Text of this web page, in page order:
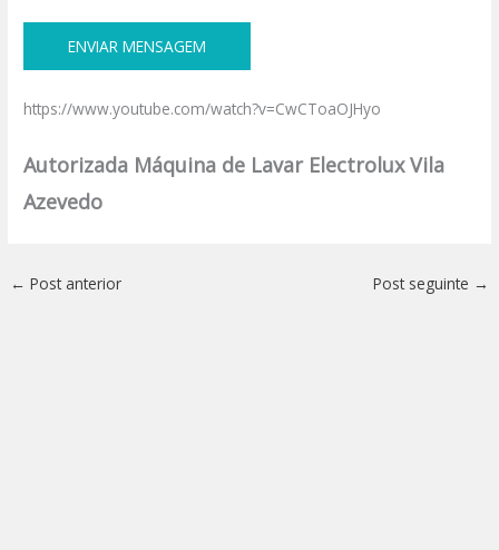
https://www.youtube.com/watch?v=CwCToaOJHyo
Autorizada Máquina de Lavar Electrolux Vila
Azevedo
← Post anterior Post seguinte →